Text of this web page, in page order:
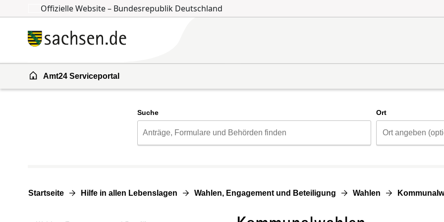
Zum Inhalt springen
Zur Suche springen
Offizielle Website – Bundesrepublik Deutschland
Amt24 Serviceportal
Suche Ort
Startseite Hilfe in allen Lebenslagen Wahlen, Engagement und Beteiligung Wahlen